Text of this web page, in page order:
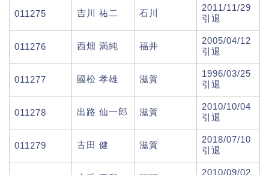
011275 吉川 祐二 石川
2011/11/29
引退
011276 西畑 満純 福井
2005/04/12
引退
011277 國松 孝雄 滋賀
1996/03/25
引退
011278 出路 仙一郎 滋賀
2010/10/04
引退
011279 古田 健 滋賀
2018/07/10
引退
2010/09/02